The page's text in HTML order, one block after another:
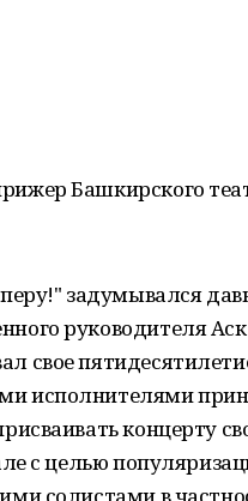
Башкирского
задумывался
руководителя
свое
исполнителями
концерту
с целью